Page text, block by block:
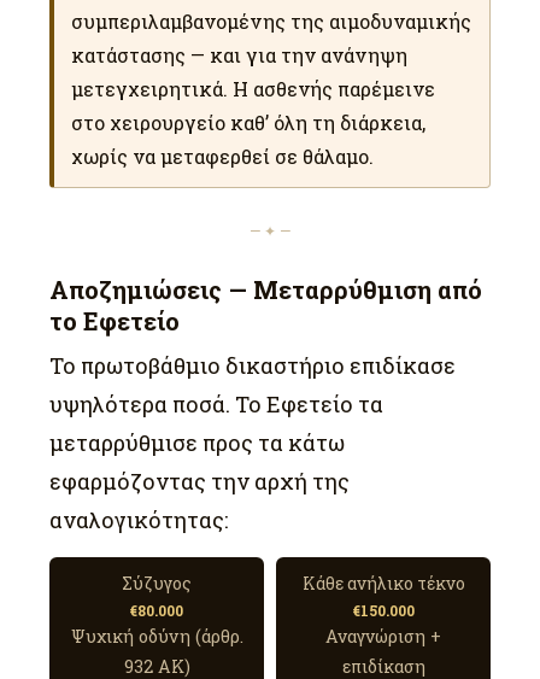
συμπεριλαμβανομένης της αιμοδυναμικής
κατάστασης — και για την ανάνηψη
μετεγχειρητικά. Η ασθενής παρέμεινε
στο χειρουργείο καθ’ όλη τη διάρκεια,
χωρίς να μεταφερθεί σε θάλαμο.
— ✦ —
Αποζημιώσεις — Μεταρρύθμιση από
το Εφετείο
Το πρωτοβάθμιο δικαστήριο επιδίκασε
υψηλότερα ποσά. Το Εφετείο τα
μεταρρύθμισε προς τα κάτω
εφαρμόζοντας την αρχή της
αναλογικότητας:
Σύζυγος
€80.000
Ψυχική οδύνη (άρθρ.
932 ΑΚ)
Κάθε ανήλικο τέκνο
€150.000
Αναγνώριση +
επιδίκαση